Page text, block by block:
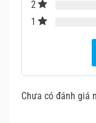
13 bị va đập
cứng bên trong
Đặc biệt là pin
khỏi máy, đòi
trọng.
Thay pin iphone
2
1
Chưa có đánh giá